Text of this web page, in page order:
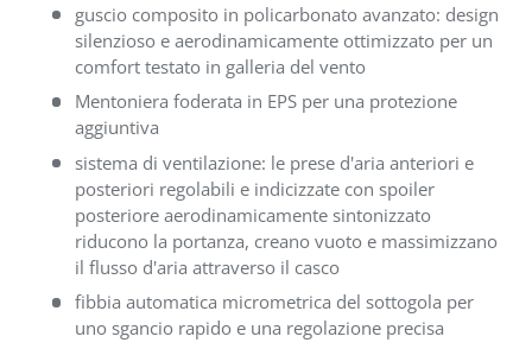
guscio composito in policarbonato avanzato: design
silenzioso e aerodinamicamente ottimizzato per un
comfort testato in galleria del vento
Mentoniera foderata in EPS per una protezione
aggiuntiva
sistema di ventilazione: le prese d'aria anteriori e
posteriori regolabili e indicizzate con spoiler
posteriore aerodinamicamente sintonizzato
riducono la portanza, creano vuoto e massimizzano
il flusso d'aria attraverso il casco
fibbia automatica micrometrica del sottogola per
uno sgancio rapido e una regolazione precisa